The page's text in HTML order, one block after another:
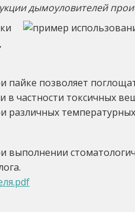
дымоуловителей
пайке позволяет
в частности токсичных
различных
выполнении